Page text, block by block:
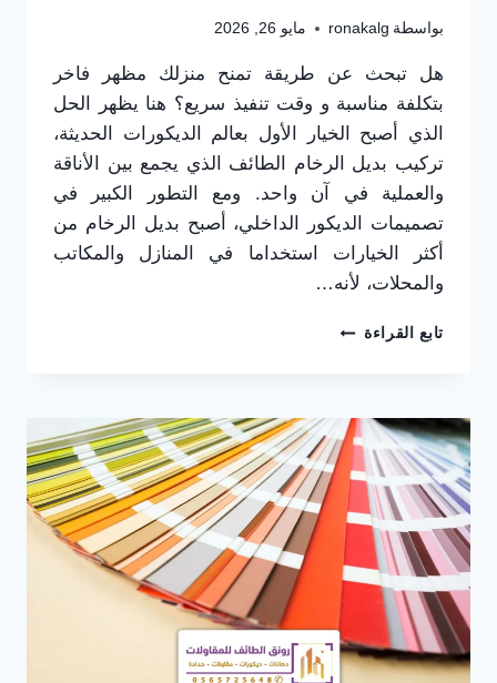
بواسطة ronakalg مايو 26, 2026
هل تبحث عن طريقة تمنح منزلك مظهر فاخر
بتكلفة مناسبة و وقت تنفيذ سريع؟ هنا يظهر الحل
الذي أصبح الخيار الأول بعالم الديكورات الحديثة،
تركيب بديل الرخام الطائف الذي يجمع بين الأناقة
والعملية في آن واحد. ومع التطور الكبير في
تصميمات الديكور الداخلي، أصبح بديل الرخام من
أكثر الخيارات استخداما في المنازل والمكاتب
والمحلات، لأنه…
تابع القراءة تركيب
ت:
0565725648
–
افضل
خبير
معلم
تركيب
بديل
الطائف